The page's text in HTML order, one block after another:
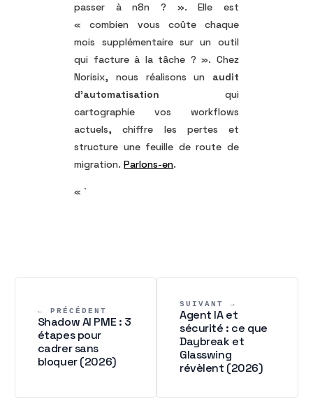
passer à n8n ? ». Elle est
« combien vous coûte chaque
mois supplémentaire sur un outil
qui facture à la tâche ? ». Chez
Norisix, nous réalisons un audit
d’automatisation qui
cartographie vos workflows
actuels, chiffre les pertes et
structure une feuille de route de
migration.Parlons-en.
« `
← PRÉCÉDENT
Shadow AI PME : 3
étapes pour
cadrer sans
bloquer (2026)
SUIVANT →
Agent IA et
sécurité : ce que
Daybreak et
Glasswing
révèlent (2026)